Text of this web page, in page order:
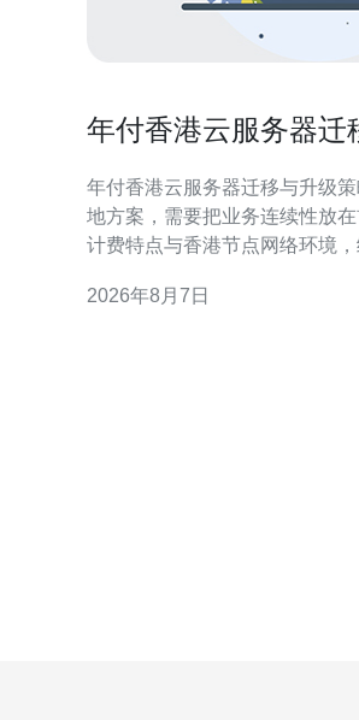
年付香港云服务器迁
年付香港云服务器迁移与升级
地方案，需要把业务连续性放
计费特点与香港节点网络环境
机或最小影响下完成落地。 迁移前评估与规划 迁移前
2026年8月7日